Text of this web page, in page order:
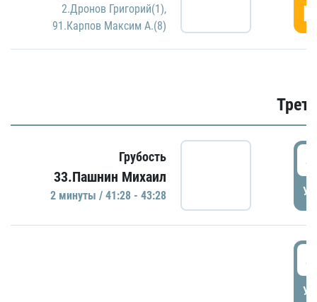
2.Дронов Григорий(1),
91.Карпов Максим А.(8)
Грубость
33.Пашнин Михаил
2 минуты / 41:28 - 43:28